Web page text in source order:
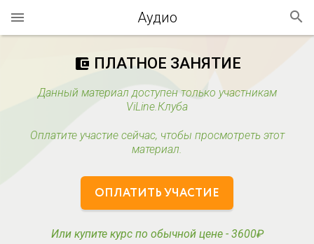
Аудио
account_balance_wallet ПЛАТНОЕ ЗАНЯТИЕ
Данный материал доступен только участникам
ViLine.Клуба
Оплатите участие сейчас, чтобы просмотреть этот
материал.
ОПЛАТИТЬ УЧАСТИЕ
Или купите курс по обычной цене - 3600₽